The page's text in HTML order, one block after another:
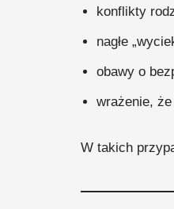
konflikty
nagłe
obawy o
wrażenie,
W takich